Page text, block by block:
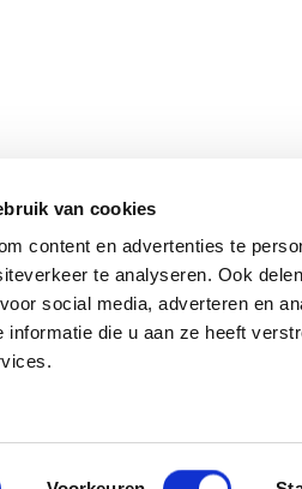
van cookies
content en advertenties te
te analyseren. Ook
social media, adverteren en
informatie die u aan ze heeft